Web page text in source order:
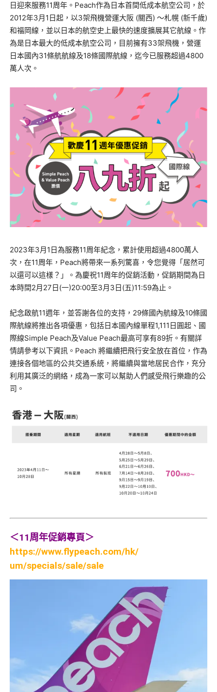
日迎來服務11周年。Peach作為日本首間低成本航空公司， 於
2012年3月1日起，以3架飛機營運大阪 (關西) ～札幌 (新千歲)
和福岡線，並以日本的航空史上最快的速度擴展其它航線。 作
為是日本最大的低成本航空公司，目前擁有33架飛機， 營運
日本國內31條航航線及18條國際航線， 迄今已服務超過4800
萬人次。
2023年3月1日為服務11周年紀念， 累計使用超過4800萬人
次，在11周年，Peach將帶來一系列驚喜，令您覺得「居然可
以還可以這樣？」。為慶祝11周年的促銷活動，促銷期間為日
本時間2月27日(一)20:00至3月3日(五)11:59為止。
紀念啟航11週年，並答謝各位的支持，29條國內航線及10條國
際航線將推出各項優惠， 包括日本國內線單程1,111日圓起、國
際線Simple Peach及Value Peach最高可享有89折。有關詳
情請參考以下資訊。Peach 將繼續把飛行安全放在首位，作為
連接各個地區的公共交通系統， 將繼續與當地居民合作，充分
利用其廣泛的網絡， 成為一家可以幫助人們感受飛行樂趣的公
司。
＜11周年促銷專頁＞
https://www.flypeach.com/hk/
um/specials/sale/sale